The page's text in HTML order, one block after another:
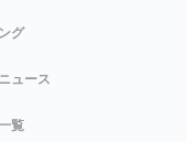
グ
ュース
覧